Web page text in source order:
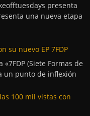
presenta
una nueva etapa
su nuevo EP 7FDP
(Siete Formas de
un punto de inflexión
100 mil vistas con